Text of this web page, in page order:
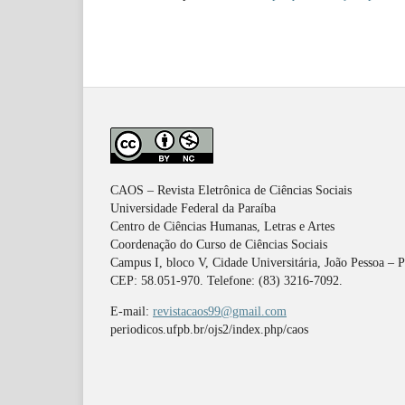
CAOS – Revista Eletrônica de Ciências Sociais
Universidade Federal da Paraíba
Centro de Ciências Humanas, Letras e Artes
Coordenação do Curso de Ciências Sociais
Campus I, bloco V, Cidade Universitária, João Pessoa –
CEP: 58.051-970. Telefone: (83) 3216-7092.
E-mail: revistacaos99@gmail.com
periodicos.ufpb.br/ojs2/index.php/caos